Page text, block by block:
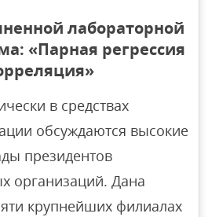
лабораторной
«Парная регрессия
в средствах
обсуждаются высокие
президентов
организаций. Дана
крупнейших филиалах